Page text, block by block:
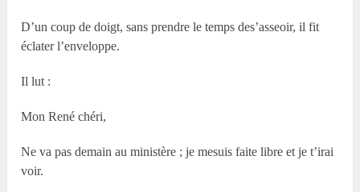
D’un coup de doigt, sans prendre le temps des’asseoir, il fit
éclater l’enveloppe.
Il lut :
Mon René chéri,
Ne va pas demain au ministère ; je mesuis faite libre et je t’irai
voir.